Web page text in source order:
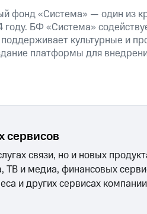
фонд «Система» — один из
БФ «Система»
культурные и
платформы для
сервисов
связи, но и новых
и медиа, финансовых
и других сервисах компании